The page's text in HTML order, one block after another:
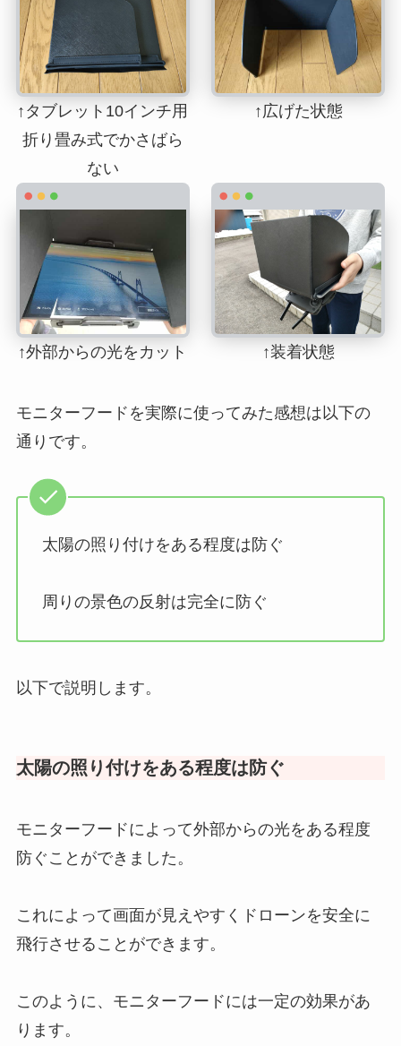
↑タブレット10インチ用
折り畳み式でかさばら
ない
↑広げた状態
↑外部からの光をカット ↑装着状態
モニターフードを実際に使ってみた感想は以下の
通りです。
太陽の照り付けをある程度は防ぐ
周りの景色の反射は完全に防ぐ
以下で説明します。
太陽の照り付けをある程度は防ぐ
モニターフードによって外部からの光をある程度
防ぐことができました。
これによって画面が見えやすくドローンを安全に
飛行させることができます。
このように、モニターフードには一定の効果があ
ります。